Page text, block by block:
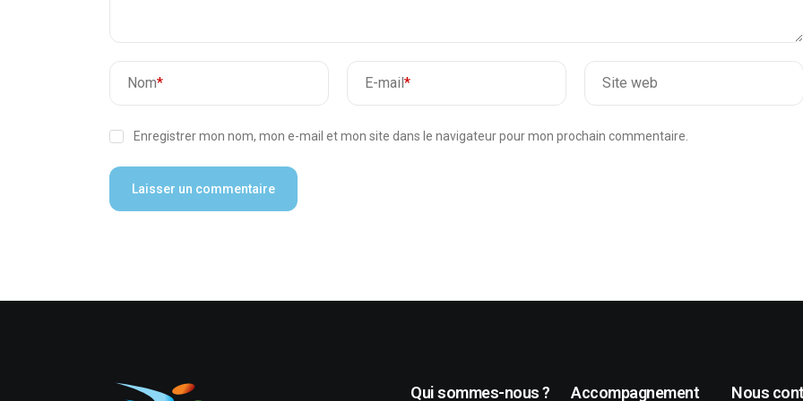
Nom* E-mail* Site web
Enregistrer mon nom, mon e-mail et mon site dans le navigateur pour mon prochain commentaire.
Qui sommes-nous ? Accompagnement Nous